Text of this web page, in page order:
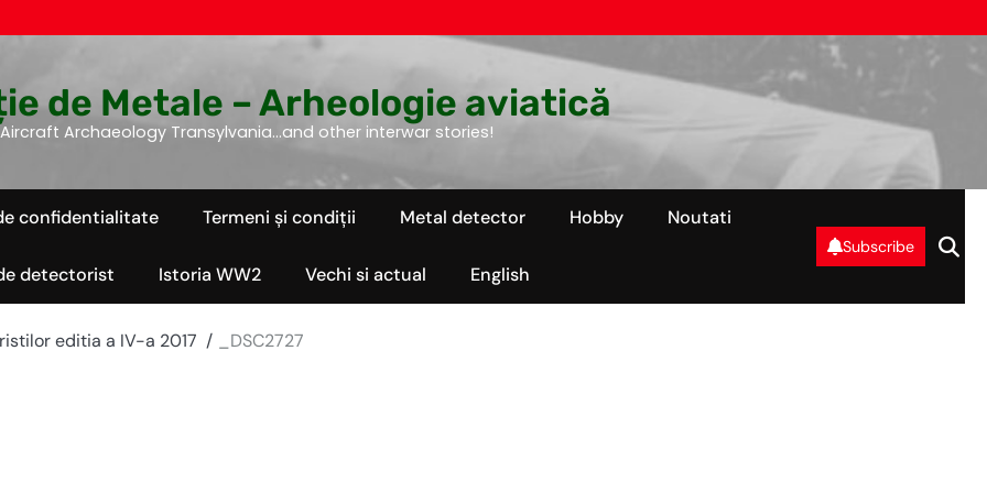
de Metale – Arheologie aviatică
Aircraft Archaeology Transylvania…and other interwar stories!
confidentialitate Termeni și condiții Metal detector Hobby Noutati
detectorist Istoria WW2 Vechi si actual English
Subscribe
editia a IV-a 2017 _DSC2727